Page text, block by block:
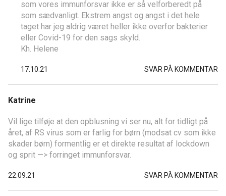
som vores immunforsvar ikke er så velforberedt på
som sædvanligt. Ekstrem angst og angst i det hele
taget har jeg aldrig været heller ikke overfor bakterier
eller Covid-19 for den sags skyld.
Kh. Helene
17.10.21 SVAR PÅ KOMMENTAR
Katrine
Vil lige tilføje at den opblusning vi ser nu, alt for tidligt på
året, af RS virus som er farlig for børn (modsat cv som ikke
skader børn) formentlig er et direkte resultat af lockdown
og sprit —> forringet immunforsvar.
22.09.21 SVAR PÅ KOMMENTAR